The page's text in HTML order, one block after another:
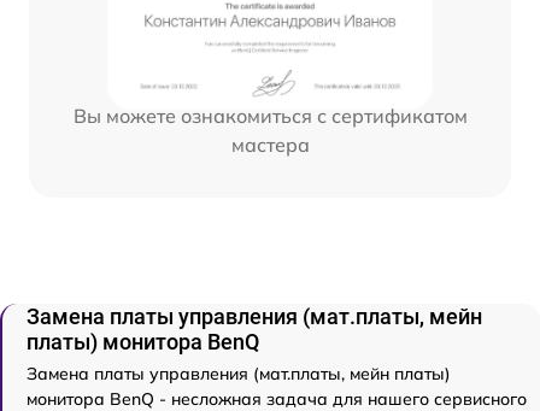
Вы можете ознакомиться с сертификатом
мастера
Замена платы управления (мат.платы, мейн
платы) монитора BenQ
Замена платы управления (мат.платы, мейн платы)
монитора BenQ - несложная задача для нашего сервисного